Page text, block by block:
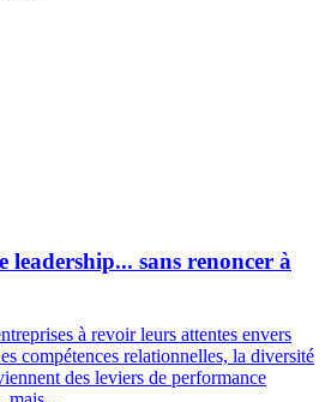
sans renoncer à
à revoir leurs attentes envers
compétences relationnelles, la diversité
des leviers de performance